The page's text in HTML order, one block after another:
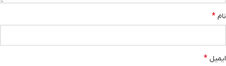
نام *
ایمیل *